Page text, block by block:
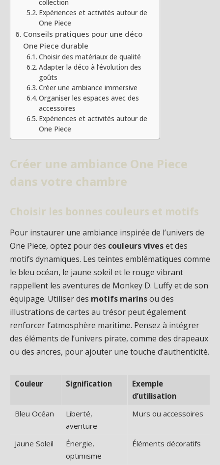
collection
Expériences et activités autour de
One Piece
Conseils pratiques pour une déco
One Piece durable
Choisir des matériaux de qualité
Adapter la déco à l’évolution des
goûts
Créer une ambiance immersive
Organiser les espaces avec des
accessoires
Expériences et activités autour de
One Piece
Créer une ambiance One Piece
dans votre chambre
Choisir les bonnes couleurs et motifs
Pour instaurer une ambiance inspirée de l’univers de
One Piece, optez pour des couleurs viveset des
motifs dynamiques. Les teintes emblématiques comme
le bleu océan, le jaune soleil et le rouge vibrant
rappellent les aventures de Monkey D. Luffy et de son
équipage. Utiliser des motifs marinsou des
illustrations de cartes au trésor peut également
renforcer l’atmosphère maritime. Pensez à intégrer
des éléments de l’univers pirate, comme des drapeaux
ou des ancres, pour ajouter une touche d’authenticité.
Couleur Signification
Exemple
d’utilisation
Bleu Océan
Liberté,
aventure
Murs ou accessoires
Jaune Soleil
Énergie,
optimisme
Éléments décoratifs